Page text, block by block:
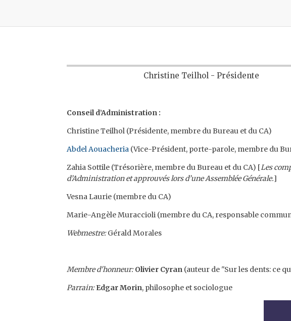
Christine Teilhol - Présidente
Conseil d’Administration :
Christine Teilhol (Présidente, membre du Bureau et du CA)
Abdel Aouacheria (Vice-Président, porte-parole, membre du
Zahia Sottile (Trésorière, membre du Bureau et du CA) [Les
d’Administration et approuvés lors d’une Assemblée Générale.]
Vesna Laurie (membre du CA)
Marie-Angèle Muraccioli (membre du CA, responsable
Webmestre:Gérald Morales
Membre d'honneur: Olivier Cyran (auteur de "Sur les dents: ce
Parrain: Edgar Morin, philosophe et sociologue